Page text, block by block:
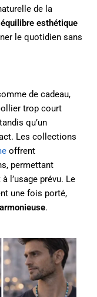
de la
équilibre esthétique
le quotidien sans
de cadeau,
trop court
qu’un
Les collections
offrent
permettant
l’usage prévu. Le
une fois porté,
.